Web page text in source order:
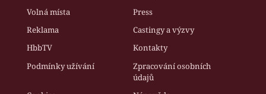
Volná místa
Press
Reklama
Castingy a výzvy
HbbTV
Kontakty
Podmínky užívání
Zpracování osobních
údajů